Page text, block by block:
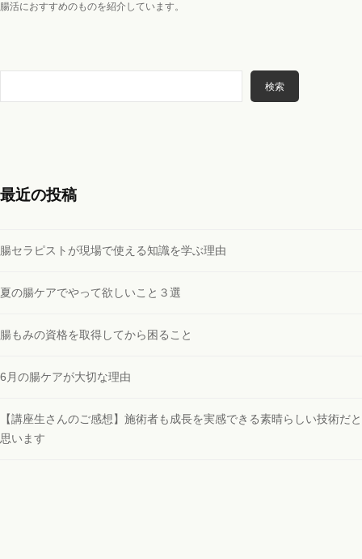
腸活におすすめのものを紹介しています。
索
検索
最近の投稿
腸セラピストが現場で使える知識を学ぶ理由
夏の腸ケアでやって欲しいこと３選
腸もみの資格を取得してから困ること
6月の腸ケアが大切な理由
【講座生さんのご感想】施術者も成長を実感できる素晴らしい技術だと
思います